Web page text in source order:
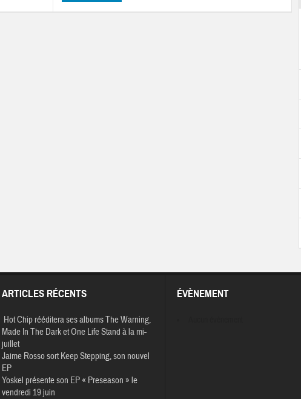
ARTICLES RÉCENTS
Hot Chip rééditera ses albums The Warning,
Made In The Dark et One Life Stand à la mi-
juillet
Jaime Rosso sort Keep Stepping, son nouvel
EP
Yoskel présente son EP « Preseason » le
vendredi 19 juin
ÉVÈNEMENT